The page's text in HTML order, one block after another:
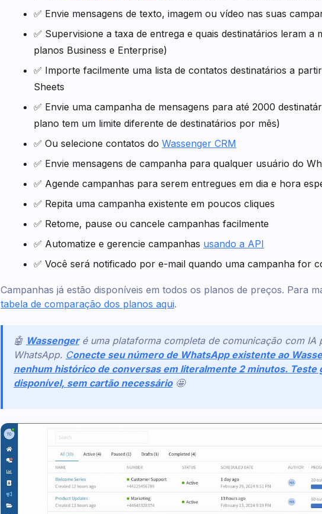
✅ Envie mensagens de texto, imagem ou vídeo nas suas
✅ Supervisione a taxa de entrega e quais destinatários leram a
planos Business e Enterprise)
✅ Importe facilmente uma lista de contatos destinatários a
Sheets
✅ Envie uma campanha de mensagens para até 2000
plano tem um limite diferente de destinatários por mês)
✅ Ou selecione contatos do Wassenger CRM
✅ Envie mensagens de campanha para qualquer usuário do
✅ Agende campanhas para serem entregues em dia e hora
✅ Repita uma campanha existente em poucos cliques
✅ Retome, pause ou cancele campanhas facilmente
✅ Automatize e gerencie campanhas usando a API
✅ Você será notificado por e-mail quando uma campanha for
Campanhas já estão disponíveis em todos os planos de preços. Para
tabela de comparação dos planos aqui.
🤖 Wassenger é uma plataforma completa de comunicação com IA
WhatsApp. Conecte seu número de WhatsApp existente ao
nenhum histórico de conversas em literalmente 2 minutos. Teste
disponível, sem cartão necessário 🤩